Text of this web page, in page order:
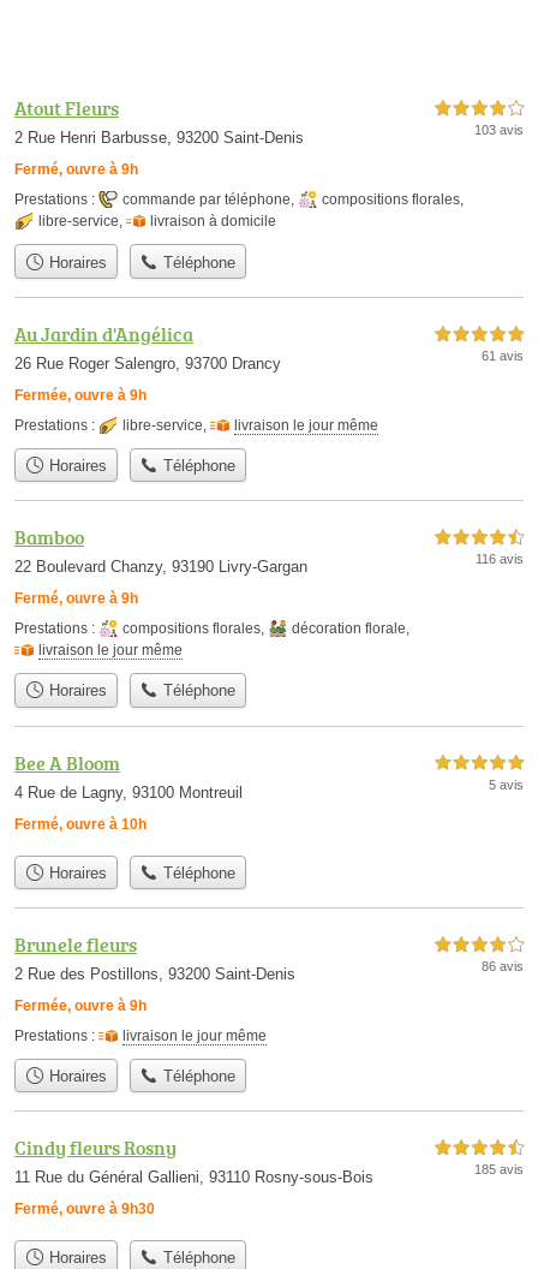
Atout Fleurs
2 Rue Henri Barbusse, 93200 Saint-Denis
Fermé, ouvre à 9h
4,0 étoiles sur 5
103 avis
Prestations : commande par téléphone, compositions florales,
libre-service, livraison à domicile
Horaires Téléphone
Au Jardin d'Angélica
26 Rue Roger Salengro, 93700 Drancy
Fermée, ouvre à 9h
5,0 étoiles sur 5
61 avis
Prestations : libre-service livraison le jour même
Horaires Téléphone
Bamboo
22 Boulevard Chanzy, 93190 Livry-Gargan
Fermé, ouvre à 9h
4,5 étoiles sur 5
116 avis
Prestations : compositions florales, décoration florale,
livraison le jour même
Horaires Téléphone
Bee A Bloom
4 Rue de Lagny, 93100 Montreuil
Fermé, ouvre à 10h
5,0 étoiles sur 5
5 avis
Horaires Téléphone
Brunele fleurs
2 Rue des Postillons, 93200 Saint-Denis
Fermée, ouvre à 9h
4,0 étoiles sur 5
86 avis
Prestations : livraison le jour même
Horaires Téléphone
Cindy fleurs Rosny
11 Rue du Général Gallieni, 93110 Rosny-sous-Bois
Fermé, ouvre à 9h30
4,5 étoiles sur 5
185 avis
Horaires Téléphone